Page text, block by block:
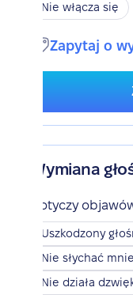
Nie włącza się
Zapytaj o
Wymiana
Dotyczy
Uszkodzony
Nie słychać
Nie działa